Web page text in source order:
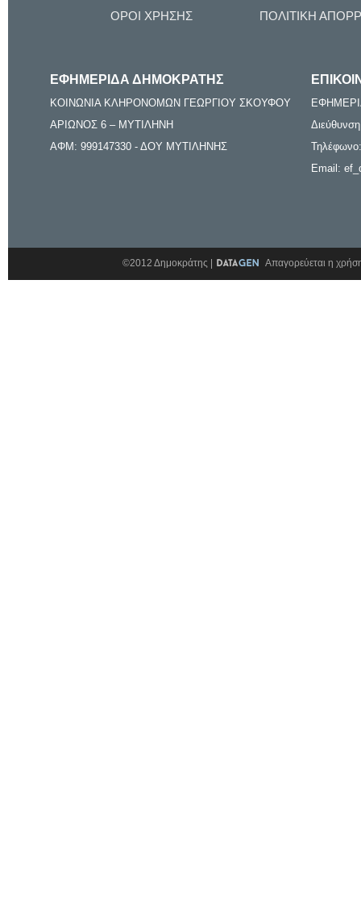
ΟΡΟΙ ΧΡΗΣΗΣ ΠΟΛΙΤΙΚΗ
ΕΦΗΜΕΡΙΔΑ ΔΗΜΟΚΡΑΤΗΣ
ΚΟΙΝΩΝΙΑ ΚΛΗΡΟΝΟΜΩΝ ΓΕΩΡΓΙΟΥ ΣΚΟΥΦΟΥ
ΑΡΙΩΝΟΣ 6 – ΜΥΤΙΛΗΝΗ
ΑΦΜ: 999147330 - ΔΟΥ ΜΥΤΙΛΗΝΗΣ
Email:
©2012 Δημοκράτης | Απαγορεύεται η